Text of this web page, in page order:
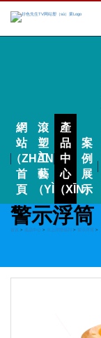
網
站
（ZHÀN）
首
頁
滾
塑
工
藝
（YÌ）
產
品
中
心
（XĪN）
案
例
展
示
警示浮筒
首頁 > 產品中心 > 水上浮體係列 > 警示浮筒 >